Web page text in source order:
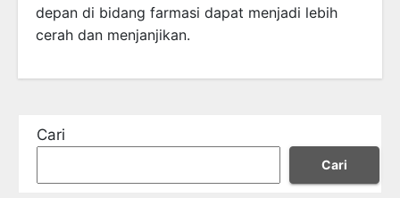
depan di bidang farmasi dapat menjadi lebih
cerah dan menjanjikan.
Cari
Cari